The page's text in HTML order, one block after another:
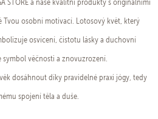
STORE a naše kvalitní produkty s originálními
Tvou osobní motivací. Lotosový květ, který
osvícení, čistotu lásky a duchovní
věčnosti a znovuzrození.
dosáhnout díky pravidelné praxi jógy, tedy
spojení těla a duše.